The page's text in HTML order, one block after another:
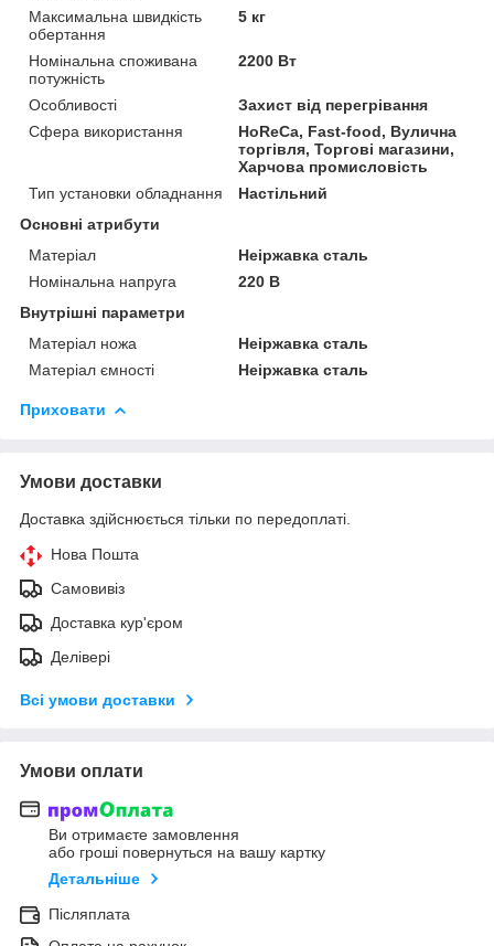
Максимальна швидкість
обертання
5 кг
Номінальна споживана
потужність
2200 Вт
Особливості
Захист від перегрівання
Сфера використання
HoReCa, Fast-food, Вулична
торгівля, Торгові магазини,
Харчова промисловість
Тип установки обладнання
Настільний
Основні атрибути
Матеріал
Неіржавка сталь
Номінальна напруга
220 В
Внутрішні параметри
Матеріал ножа
Неіржавка сталь
Матеріал ємності
Неіржавка сталь
Приховати
Умови доставки
Доставка здійснюється тільки по передоплаті.
Нова Пошта
Самовивіз
Доставка кур'єром
Делівері
Всі умови доставки
Умови оплати
Ви отримаєте замовлення
або гроші повернуться на вашу картку
Детальніше
Післяплата